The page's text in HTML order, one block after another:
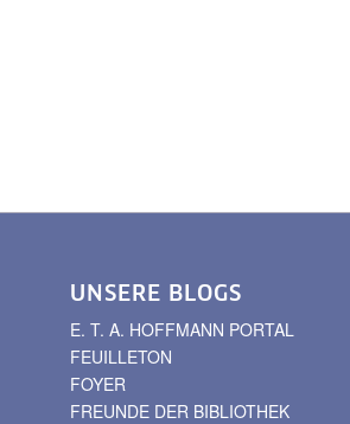
UNSERE BLOGS
E. T. A. HOFFMANN PORTAL
FEUILLETON
FOYER
FREUNDE DER BIBLIOTHEK